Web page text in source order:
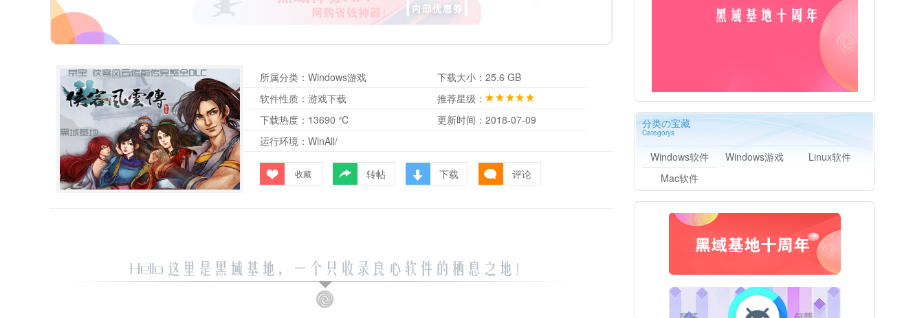
所属分类： Windows游戏 下载大小： 25.6 GB
软件性质： 游戏下载
推荐星级：
下载热度： 13690 ℃ 更新时间： 2018-07-09
运行环境： WinAll/
收藏 转帖 下载 评论
分类の宝藏
Categorys
Windows软件 Windows游戏
Linux软件
Mac软件